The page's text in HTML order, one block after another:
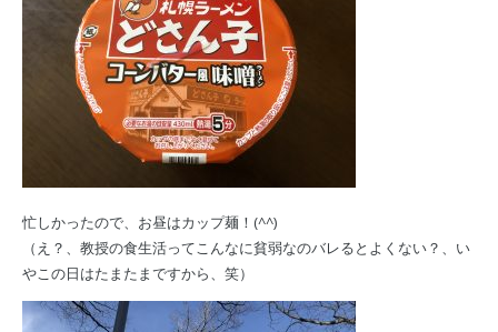
忙しかったので、お昼はカップ麺！(^^)
（え？、教授の食生活ってこんなに貧弱なのバレるとよくない？、い
やこの日はたまたまですから、笑）